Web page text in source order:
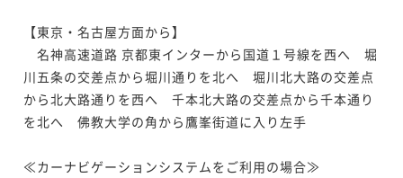
【東京・名古屋方面から】
名神高速道路 京都東インターから国道１号線を西へ　堀
川五条の交差点から堀川通りを北へ　堀川北大路の交差点
から北大路通りを西へ　千本北大路の交差点から千本通り
を北へ　佛教大学の角から鷹峯街道に入り左手
≪カーナビゲーションシステムをご利用の場合≫